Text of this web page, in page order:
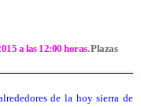
a las 12:00 horas. Plazas
de la hoy sierra de